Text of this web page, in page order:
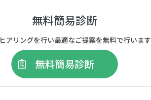
無料簡易診断
アリングを行い最適なご提案を無料で行います
無料簡易診断